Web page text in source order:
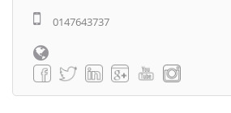
0147643737